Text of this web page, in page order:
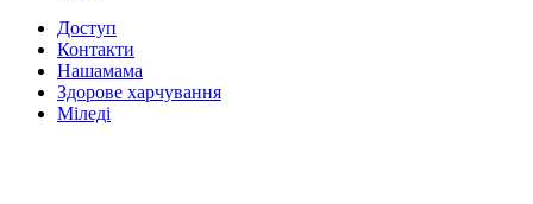
Доступ
Контакти
Нашамама
Здорове харчування
Міледі